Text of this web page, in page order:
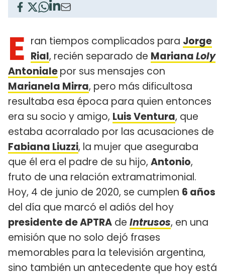
E ran tiempos complicados para Jorge
Rial, recién separado de MarianaLoly
Antonialepor sus mensajes con
Marianela Mirra, pero más dificultosa
resultaba esa época para quien entonces
era su socio y amigo, Luis Ventura, que
estaba acorralado por las acusaciones de
Fabiana Liuzzi, la mujer que aseguraba
que él era el padre de su hijo, Antonio,
fruto de una relación extramatrimonial.
Hoy, 4 de junio de 2020, se cumplen 6 años
del día que marcó el adiós del hoy
presidente de APTRA de Intrusos, en una
emisión que no solo dejó frases
memorables para la televisión argentina,
sino también un antecedente que hoy está